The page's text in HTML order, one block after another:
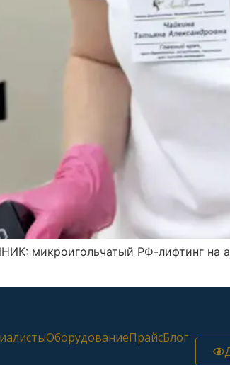
микроигольчатый РФ-лифтинг на
ОборудованиеПрайсБлог